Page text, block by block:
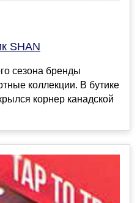
SHAN
сезона бренды
коллекции. В бутике
корнер канадской